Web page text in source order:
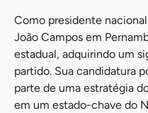
Como presidente
João Campos em
estadual, adquirindo um
partido. Sua candidatura
parte de uma estratégia
em um estado-chave do